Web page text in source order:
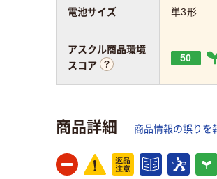
単3形
50
電池サイズ
アスクル商品環境
スコア
商品詳細 商品情報の誤りを